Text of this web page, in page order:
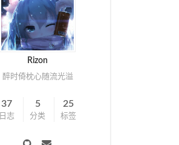
Rizon
醉时倚枕心随流光溢
37
日志
5
分类
25
标签